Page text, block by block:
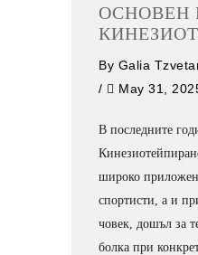
ОСНОВЕН
By Galia
/
May 31,
В последните
широко
спортисти, а и
човек, дошъл за
болка при